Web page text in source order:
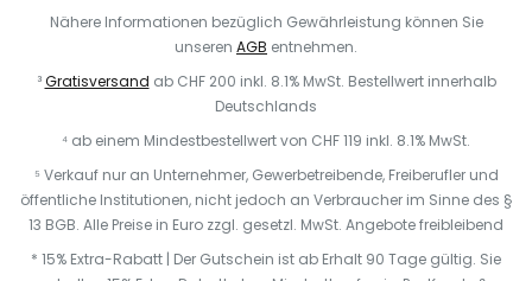
Nähere Informationen bezüglich Gewährleistung können Sie
unseren AGB entnehmen.
³Gratisversand ab CHF 200 inkl. 8.1% MwSt. Bestellwert innerhalb
Deutschlands
⁴ ab einem Mindestbestellwert von CHF 119 inkl. 8.1% MwSt.
⁵ Verkauf nur an Unternehmer, Gewerbetreibende, Freiberufler und
öffentliche Institutionen, nicht jedoch an Verbraucher im Sinne des §
13 BGB. Alle Preise in Euro zzgl. gesetzl. MwSt. Angebote freibleibend
* 15% Extra-Rabatt | Der Gutschein ist ab Erhalt 90 Tage gültig. Sie